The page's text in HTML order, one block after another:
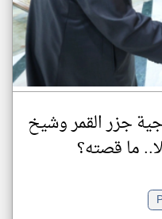
جزر القمر وشيخ
ما قصته؟